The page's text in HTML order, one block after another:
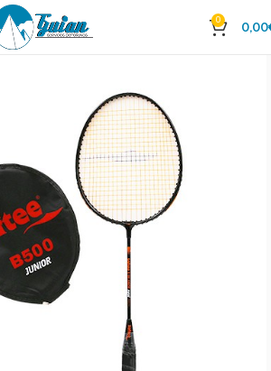
0 0,00